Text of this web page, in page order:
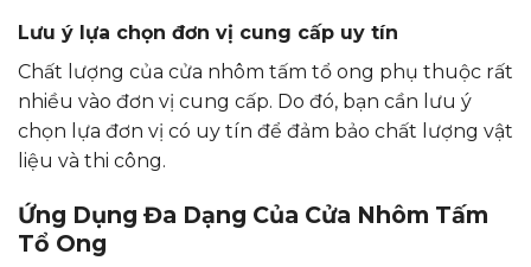
Lưu ý lựa chọn đơn vị cung cấp uy tín
Chất lượng của cửa nhôm tấm tổ ong phụ thuộc rất
nhiều vào đơn vị cung cấp. Do đó, bạn cần lưu ý
chọn lựa đơn vị có uy tín để đảm bảo chất lượng vật
liệu và thi công.
Ứng Dụng Đa Dạng Của Cửa Nhôm Tấm
Tổ Ong